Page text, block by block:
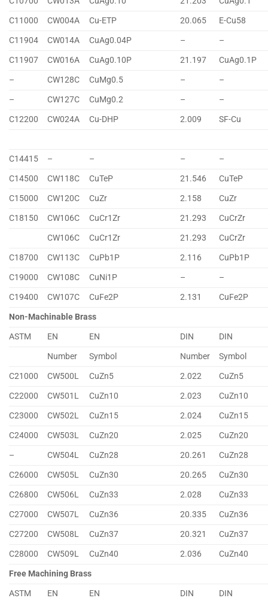
C11000
CW004A Cu-ETP 20.065
E-Cu58
C11904
CW014A CuAg0.04P –
–
C11907
CW016A CuAg0.10P 21.197
CuAg0.1P
–
CW128C CuMg0.5 –
–
–
CW127C CuMg0.2 –
–
C12200
CW024A Cu-DHP 2.009 SF-Cu
C14415 – – –
–
C14500
CW118C CuTeP 21.546
CuTeP
C15000
CW120C CuZr 2.158
CuZr
C18150
CW106C CuCr1Zr 21.293
CuCrZr
CW106C
CuCr1Zr 21.293
CuCrZr
C18700
CW113C CuPb1P 2.116
CuPb1P
C19000
CW108C CuNi1P –
–
C19400
CW107C CuFe2P 2.131
CuFe2P
Non-Machinable Brass
ASTM
EN EN DIN
DIN
Number
Symbol Number
Symbol
C21000
CW500L CuZn5 2.022
CuZn5
C22000
CW501L CuZn10 2.023
CuZn10
C23000
CW502L CuZn15 2.024
CuZn15
C24000
CW503L CuZn20 2.025
CuZn20
–
CW504L CuZn28 20.261
CuZn28
C26000
CW505L CuZn30 20.265
CuZn30
C26800
CW506L CuZn33 2.028
CuZn33
C27000
CW507L CuZn36 20.335
CuZn36
C27200
CW508L CuZn37 20.321
CuZn37
C28000
CW509L CuZn40 2.036
CuZn40
Free Machining Brass
ASTM
EN EN DIN DIN